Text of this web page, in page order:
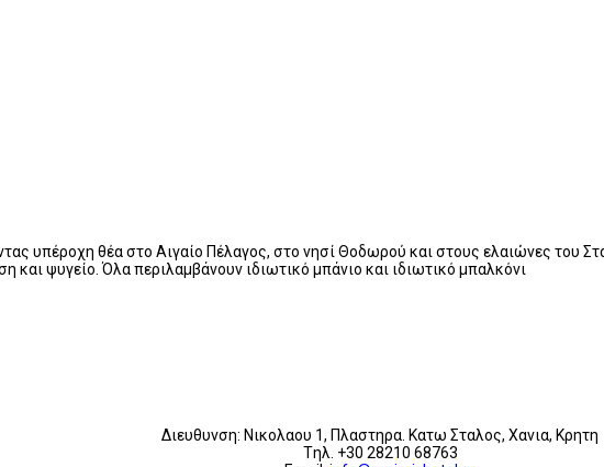
υπέροχη θέα στο Αιγαίο Πέλαγος, στο νησί Θοδωρού και στους ελαιώνες του
ψυγείο. Όλα περιλαμβάνουν ιδιωτικό μπάνιο και ιδιωτικό μπαλκόνι
Διευθυνση: Νικολαου 1, Πλαστηρα. Κατω Σταλος, Χανια, Κρητη
Tηλ. +30 28210 68763